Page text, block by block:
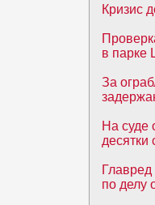
Кризис
в парке
За
На суде
десятки
по делу